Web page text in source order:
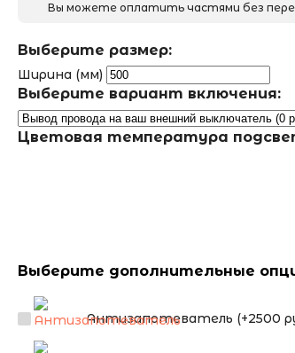
Вы можете оплатить частями без
Выберите размер:
Ширина (мм)
Выберите вариант включения:
Цветовая температура
Выберите дополнительные
Антизапотеватель (+2500